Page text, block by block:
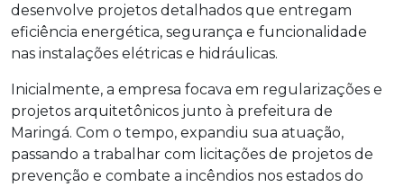
desenvolve projetos detalhados que entregam
eficiência energética, segurança e funcionalidade
nas instalações elétricas e hidráulicas.
Inicialmente, a empresa focava em regularizações e
projetos arquitetônicos junto à prefeitura de
Maringá. Com o tempo, expandiu sua atuação,
passando a trabalhar com licitações de projetos de
prevenção e combate a incêndios nos estados do